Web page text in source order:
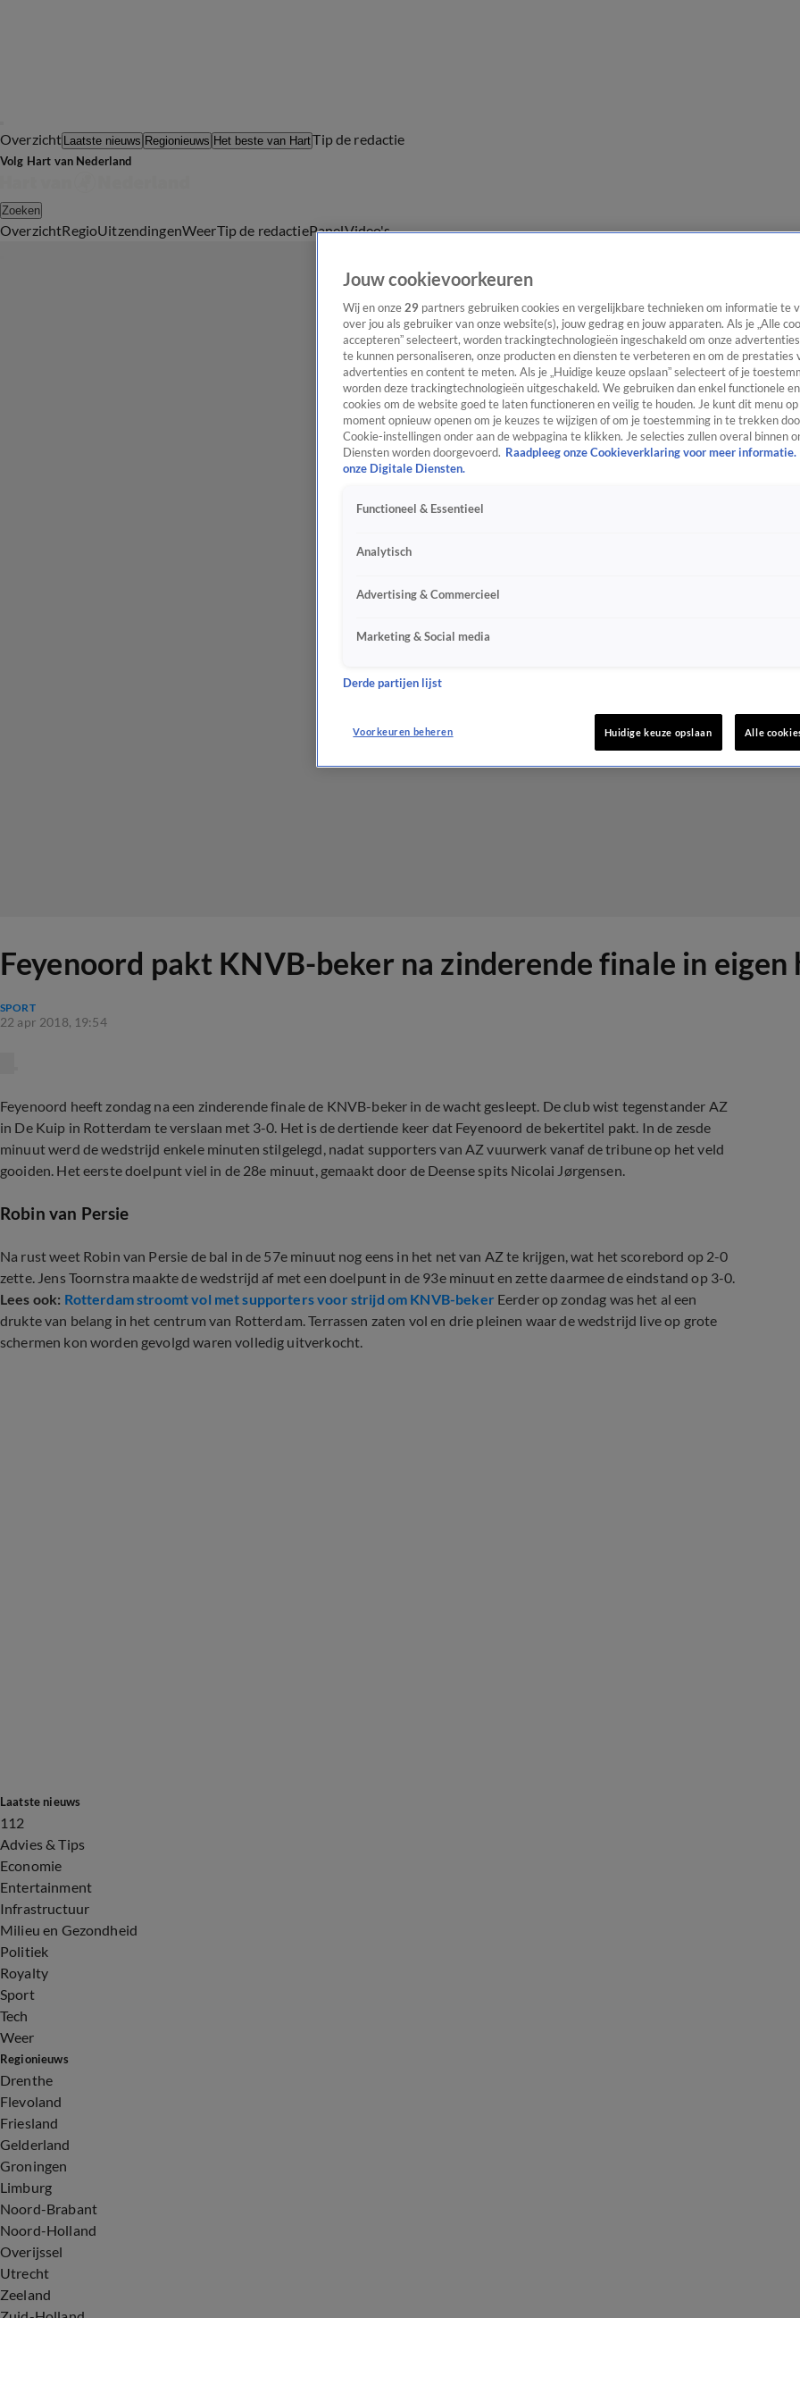
Overzicht Laatste nieuws Regionieuws Het beste van HartTip de redactie
Volg Hart van Nederland
Zoeken
OverzichtRegioUitzendingenWeerTip de redactiePanelVideo's
Feyenoord pakt KNVB-beker na zinderende finale in eigen
SPORT
22 apr 2018, 19:54
Feyenoord heeft zondag na een zinderende finale de KNVB-beker in de wacht gesleept. De club wist tegenstander AZ
in De Kuip in Rotterdam te verslaan met 3-0. Het is de dertiende keer dat Feyenoord de bekertitel pakt. In de zesde
minuut werd de wedstrijd enkele minuten stilgelegd, nadat supporters van AZ vuurwerk vanaf de tribune op het veld
gooiden. Het eerste doelpunt viel in de 28e minuut, gemaakt door de Deense spits Nicolai Jørgensen.
Robin van Persie
Na rust weet Robin van Persie de bal in de 57e minuut nog eens in het net van AZ te krijgen, wat het scorebord op 2-0
zette. Jens Toornstra maakte de wedstrijd af met een doelpunt in de 93e minuut en zette daarmee de eindstand op 3-0.
Lees ook: Rotterdam stroomt vol met supporters voor strijd om KNVB-beker Eerder op zondag was het al een
drukte van belang in het centrum van Rotterdam. Terrassen zaten vol en drie pleinen waar de wedstrijd live op grote
schermen kon worden gevolgd waren volledig uitverkocht.
Laatste nieuws
112
Advies & Tips
Economie
Entertainment
Infrastructuur
Milieu en Gezondheid
Politiek
Royalty
Sport
Tech
Weer
Regionieuws
Drenthe
Flevoland
Friesland
Gelderland
Groningen
Limburg
Noord-Brabant
Noord-Holland
Overijssel
Utrecht
Zeeland
Zuid-Holland
Jouw cookievoorkeuren
Wij en onze 29 partners gebruiken cookies en vergelijkbare technieken om informatie te
over jou als gebruiker van onze website(s), jouw gedrag en jouw apparaten. Als je „Alle
accepteren” selecteert, worden trackingtechnologieën ingeschakeld om onze
te kunnen personaliseren, onze producten en diensten te verbeteren en om de prestaties
advertenties en content te meten. Als je „Huidige keuze opslaan” selecteert of je
worden deze trackingtechnologieën uitgeschakeld. We gebruiken dan enkel functionele
cookies om de website goed te laten functioneren en veilig te houden. Je kunt dit menu
moment opnieuw openen om je keuzes te wijzigen of om je toestemming in te trekken
Cookie-instellingen onder aan de webpagina te klikken. Je selecties zullen overal binnen
Diensten worden doorgevoerd. Raadpleeg onze Cookieverklaring voor meer informatie.
onze Digitale Diensten.
Functioneel & Essentieel
Analytisch
Advertising & Commercieel
Marketing & Social media
Derde partijen lijst
Voorkeuren beheren Huidige keuze opslaan Alle